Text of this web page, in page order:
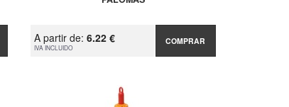
A partir de:6.22 €
IVA INCLUIDO
COMPRAR